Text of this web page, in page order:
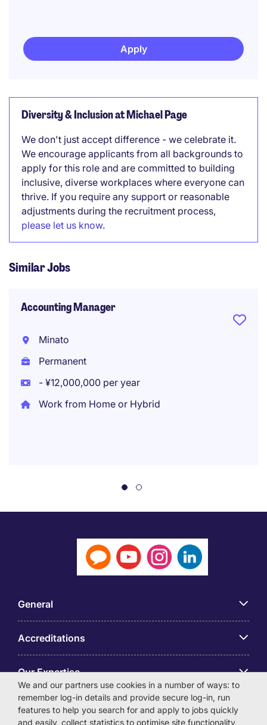
Apply
Diversity & Inclusion at Michael Page
We don't just accept difference - we celebrate it.
We encourage applicants from all backgrounds to
apply for this role and are committed to building
inclusive, diverse workplaces where everyone can
thrive. If you require any support or reasonable
adjustments during the recruitment process,
please let us know.
Similar Jobs
Accounting Manager
Minato
Permanent
- ¥12,000,000 per year
Work from Home or Hybrid
General
Accreditations
Our Expertise
アプリ
We and our partners use cookies in a number of ways: to
remember log-in details and provide secure log-in, run
features to help you search for and apply to jobs quickly
and easily, collect statistics to optimise site functionality,